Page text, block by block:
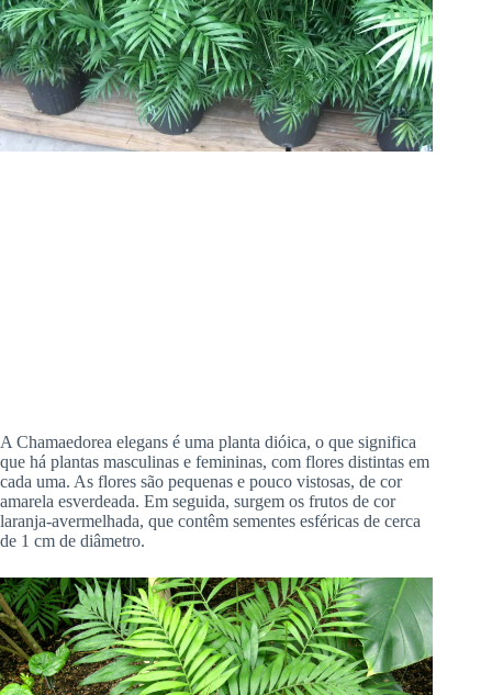
A Chamaedorea elegans é uma planta dióica, o que significa
que há plantas masculinas e femininas, com flores distintas em
cada uma. As flores são pequenas e pouco vistosas, de cor
amarela esverdeada. Em seguida, surgem os frutos de cor
laranja-avermelhada, que contêm sementes esféricas de cerca
de 1 cm de diâmetro.